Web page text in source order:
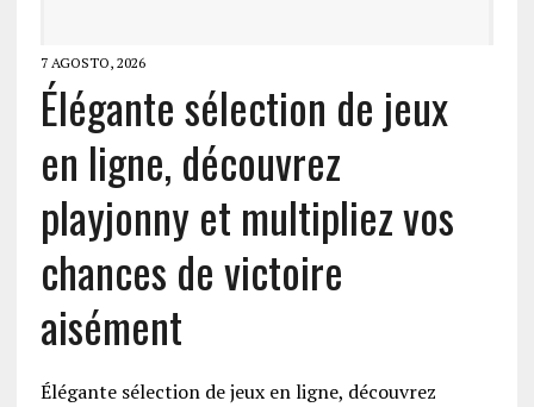
7 AGOSTO, 2026
Élégante sélection de jeux
en ligne, découvrez
playjonny et multipliez vos
chances de victoire
aisément
Élégante sélection de jeux en ligne, découvrez